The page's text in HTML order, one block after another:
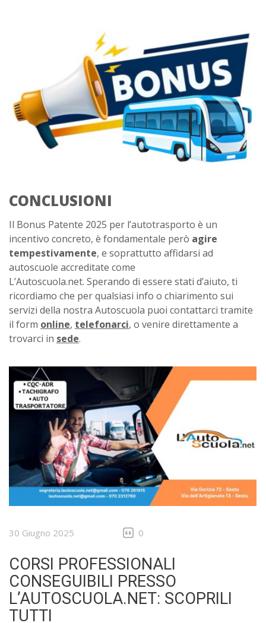
CONCLUSIONI
Il Bonus Patente 2025 per l’autotrasporto è un
incentivo concreto, è fondamentale però agire
tempestivamente, e soprattutto affidarsi ad
autoscuole accreditate come
L’Autoscuola.net. Sperando di essere stati d’aiuto, ti
ricordiamo che per qualsiasi info o chiarimento sui
servizi della nostra Autoscuola puoi contattarci tramite
il form online, telefonarci, o venire direttamente a
trovarci in sede.
30 Giugno 2025 0
CORSI PROFESSIONALI
CONSEGUIBILI PRESSO
L’AUTOSCUOLA.NET: SCOPRILI
TUTTI